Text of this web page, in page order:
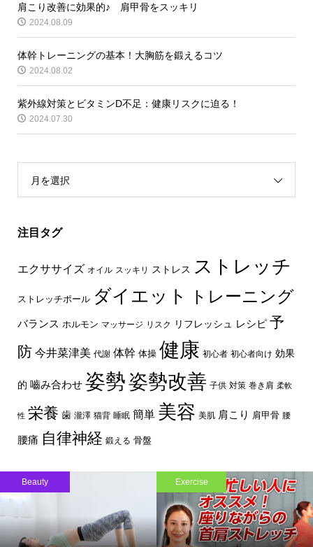
肩こり改善に効果的♪ 肩甲骨をスッキリ
2024.08.09
体幹トレーニングの基本！大胸筋を鍛えるコツ
2024.08.02
紫外線対策とビタミンD不足：健康リスクに迫る！
2024.07.30
月を選択
注目タグ
エクササイズ オイル スッキリ ストレス ストレッチ
ストレッチポール ダイエット トレーニング
バランス ホルモン マッサージ リスク リフレッシュ レシピ 予
防 今井菜津美 代謝 体幹 体操 健康 初心者 初心者向け 効果
的 嚙み合わせ 姿勢姿勢改善 子供 対策 巻き肩 柔軟
性 栄養 歯 瀧澤 猫背 睡眠 簡単 美容 美肌 肩こり 肩甲骨 腰
腰痛 自律神経 鍛える 骨盤
Beauty Exercise